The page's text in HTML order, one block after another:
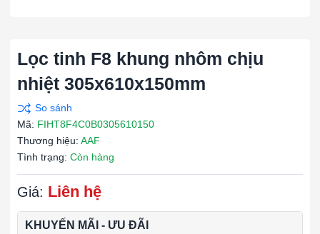
Lọc tinh F8 khung nhôm chịu
nhiệt 305x610x150mm
Mã: FIHT8F4C0B0305610150
Thương hiệu: AAF
Tình trạng: Còn hàng
Giá: Liên hệ
KHUYẾN MÃI - ƯU ĐÃI